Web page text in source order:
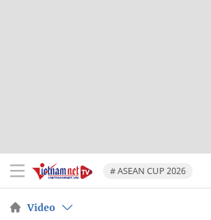
# ASEAN CUP 2026
Video